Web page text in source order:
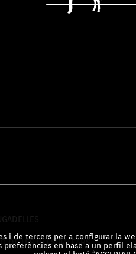
DE LES ILLES BALEARS
i de tercers per a configurar la
en base a un perfil